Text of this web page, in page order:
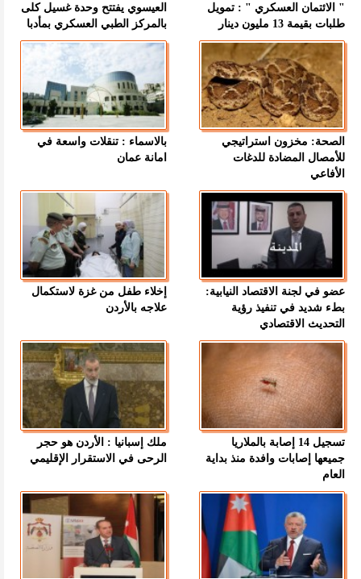
" الائتمان العسكري " : تمويل
طلبات بقيمة 13 مليون دينار
العيسوي يفتتح وحدة غسيل كلى
بالمركز الطبي العسكري بمأدبا
الصحة: مخزون استراتيجي
للأمصال المضادة للدغات
الأفاعي
بالاسماء : تنقلات واسعة في
امانة عمان
عضو في لجنة الاقتصاد النيابية:
بطء شديد في تنفيذ رؤية
التحديث الاقتصادي
إخلاء طفل من غزة لاستكمال
علاجه بالأردن
تسجيل 14 إصابة بالملاريا
جميعها إصابات وافدة منذ بداية
العام
ملك إسبانيا : الأردن هو حجر
الرحى في الاستقرار الإقليمي